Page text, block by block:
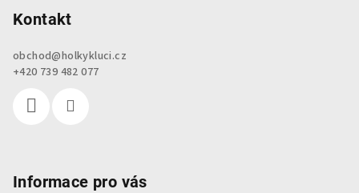
Kontakt
obchod@holkykluci.cz
+420 739 482 077
Informace pro vás